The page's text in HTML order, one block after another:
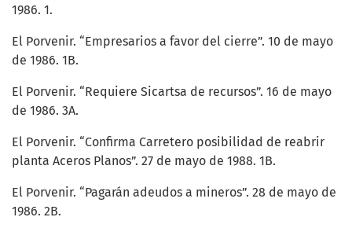
1986. 1.
El Porvenir. “Empresarios a favor del cierre”. 10 de mayo
de 1986. 1B.
El Porvenir. “Requiere Sicartsa de recursos”. 16 de mayo
de 1986. 3A.
El Porvenir. “Confirma Carretero posibilidad de reabrir
planta Aceros Planos”. 27 de mayo de 1988. 1B.
El Porvenir. “Pagarán adeudos a mineros”. 28 de mayo de
1986. 2B.